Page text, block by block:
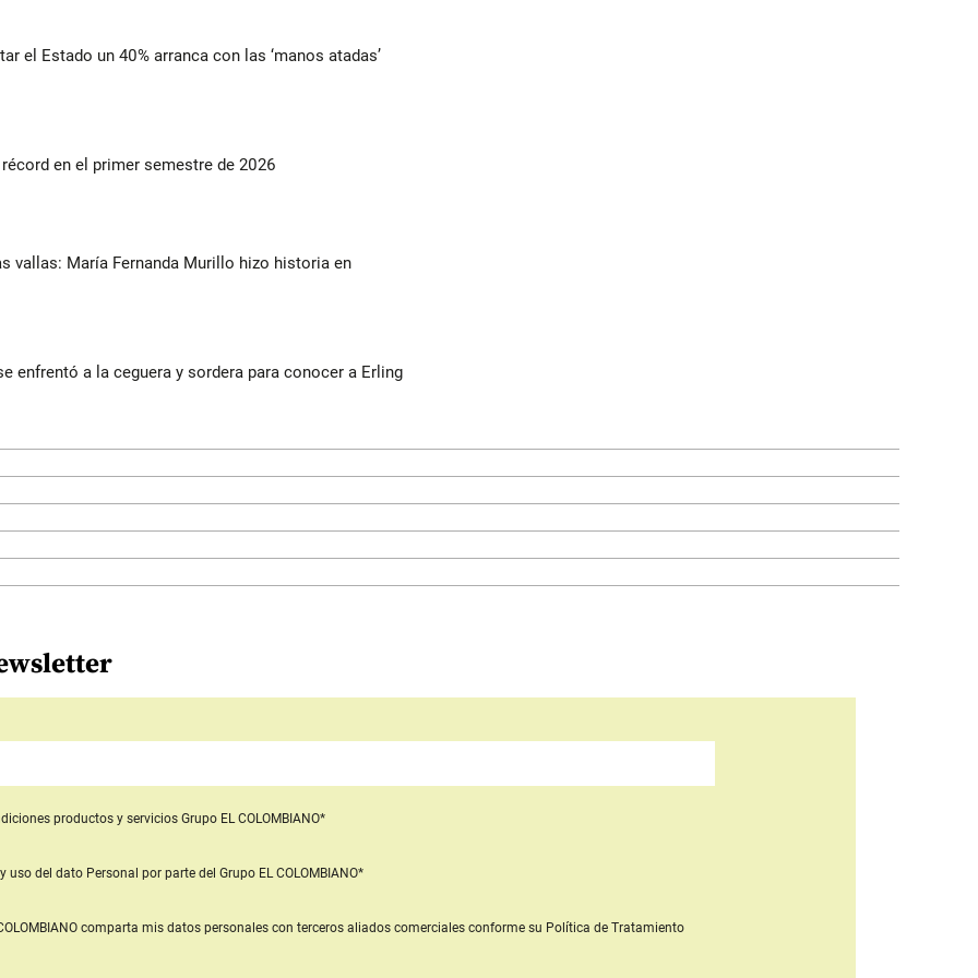
el Estado un 40% arranca con las ‘manos atadas’
en el primer semestre de 2026
vallas: María Fernanda Murillo hizo historia en
enfrentó a la ceguera y sordera para conocer a Erling
productos y servicios Grupo EL COLOMBIANO*
uso del dato Personal por parte del Grupo EL COLOMBIANO*
comparta mis datos personales con terceros aliados comercialesconforme su Política de Tratamiento